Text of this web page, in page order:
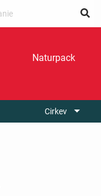
Naturpack
Cirkev